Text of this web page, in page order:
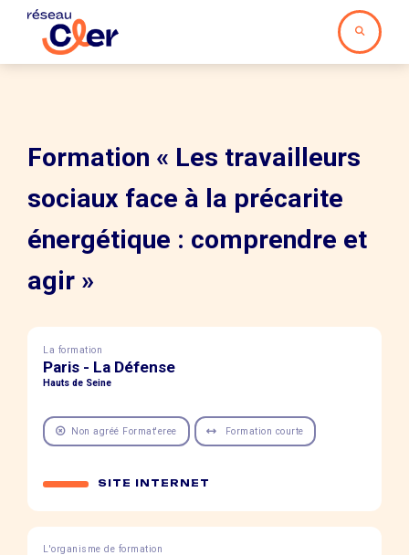
Formation « Les travailleurs
sociaux face à la précarite
énergétique : comprendre et
agir »
La formation
Paris - La Défense
Hauts de Seine
Non agréé Format'eree Formation courte
SITE INTERNET
L'organisme de formation